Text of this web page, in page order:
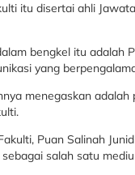
itu disertai ahli
bengkel itu adalah
yang
menegaskan
Puan Salinah
salah satu